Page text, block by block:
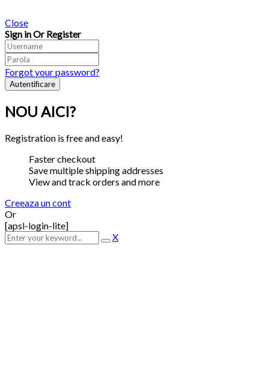
Close
Sign in Or Register
Forgot your password?
NOU AICI?
Registration is free and easy!
Faster checkout
Save multiple shipping addresses
View and track orders and more
Creeaza un cont
Or
[apsl-login-lite]
X